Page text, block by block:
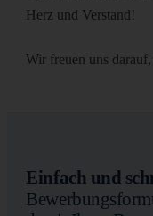
Herz und Verstand!
Wir freuen uns
Einfach und